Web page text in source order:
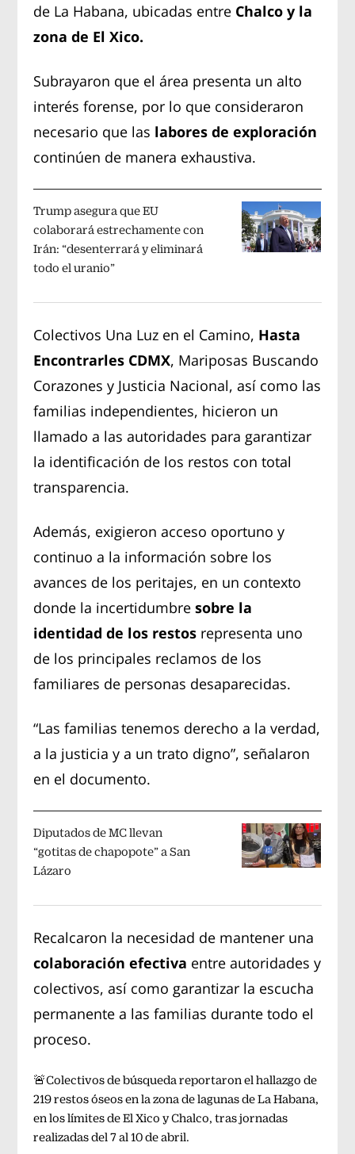
de La Habana, ubicadas entre Chalco y la
zona de El Xico.
Subrayaron que el área presenta un alto
interés forense, por lo que consideraron
necesario que las labores de exploración
continúen de manera exhaustiva.
Trump asegura que EU
colaborará estrechamente con
Irán: “desenterrará y eliminará
todo el uranio”
Colectivos Una Luz en el Camino, Hasta
Encontrarles CDMX, Mariposas Buscando
Corazones y Justicia Nacional, así como las
familias independientes, hicieron un
llamado a las autoridades para garantizar
la identificación de los restos con total
transparencia.
Además, exigieron acceso oportuno y
continuo a la información sobre los
avances de los peritajes, en un contexto
donde la incertidumbresobre la
identidad de los restos representa uno
de los principales reclamos de los
familiares de personas desaparecidas.
“Las familias tenemos derecho a la verdad,
a la justicia y a un trato digno”, señalaron
en el documento.
Diputados de MC llevan
“gotitas de chapopote” a San
Lázaro
Recalcaron la necesidad de mantener una
colaboración efectiva entre autoridades y
colectivos, así como garantizar la escucha
permanente a las familias durante todo el
proceso.
🚨Colectivos de búsqueda reportaron el hallazgo de
219 restos óseos en la zona de lagunas de La Habana,
en los límites de El Xico y Chalco, tras jornadas
realizadas del 7 al 10 de abril.